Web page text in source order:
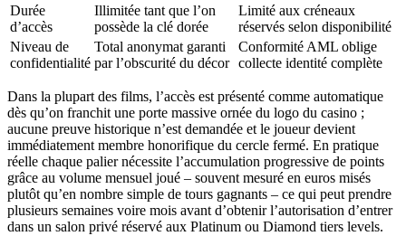
Durée
d’accès
Illimitée tant que l’on
possède la clé dorée
Limité aux créneaux
réservés selon disponibilité
Niveau de
confidentialité
Total anonymat garanti
par l’obscurité du décor
Conformité AML oblige
collecte identité complète
Dans la plupart des films, l’accès est présenté comme automatique
dès qu’on franchit une porte massive ornée du logo du casino ;
aucune preuve historique n’est demandée et le joueur devient
immédiatement membre honorifique du cercle fermé. En pratique
réelle chaque palier nécessite l’accumulation progressive de points
grâce au volume mensuel joué – souvent mesuré en euros misés
plutôt qu’en nombre simple de tours gagnants – ce qui peut prendre
plusieurs semaines voire mois avant d’obtenir l’autorisation d’entrer
dans un salon privé réservé aux Platinum ou Diamond tiers levels.